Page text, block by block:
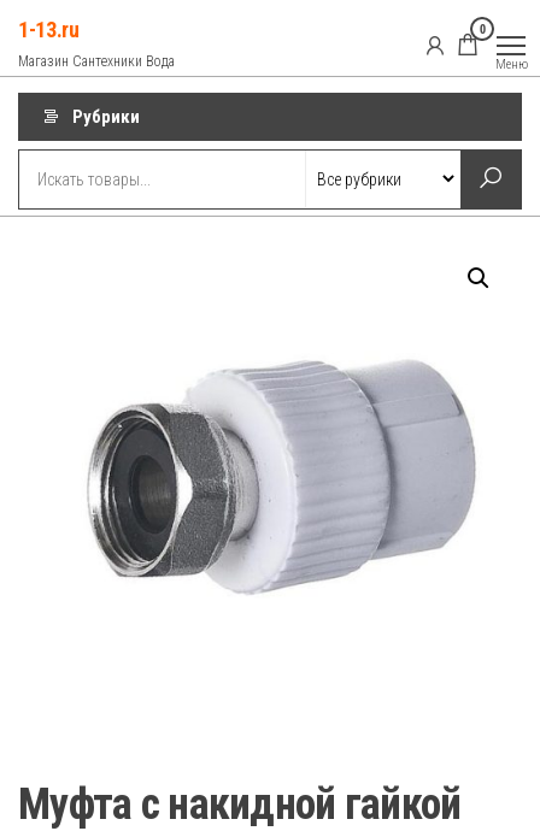
содержимому
1-13.ru
Магазин Сантехники Вода
0
Меню
Рубрики
Муфта с накидной гайкой